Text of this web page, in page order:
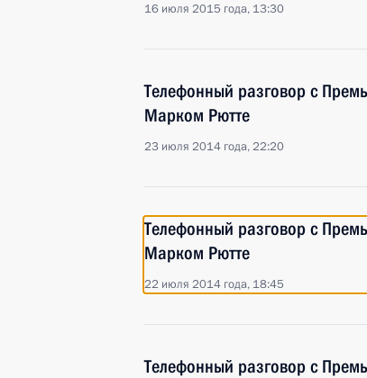
16 июля 2015 года, 13:30
Телефонный разговор с
Марком Рютте
23 июля 2014 года, 22:20
Телефонный разговор с
Марком Рютте
22 июля 2014 года, 18:45
Телефонный разговор с